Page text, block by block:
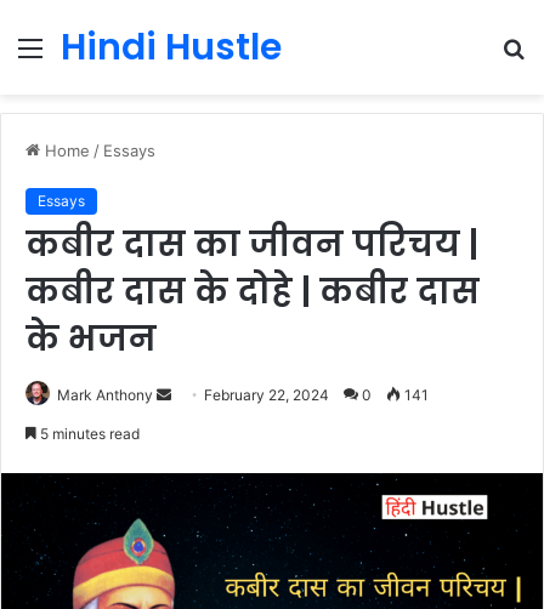
Menu
Hindi Hustle
Home / Essays
Essays
कबीर दास का जीवन परिचय |
कबीर दास के दोहे | कबीर दास
के भजन
Mark Anthony
Send February 22, 2024 0 141
5 minutes read